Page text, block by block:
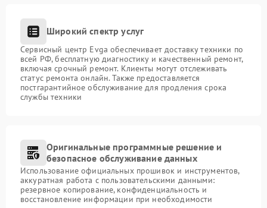
Широкий спектр услуг
Сервисный центр Evga обеспечивает доставку техники по
всей РФ, бесплатную диагностику и качественный ремонт,
включая срочный ремонт. Клиенты могут отслеживать
статус ремонта онлайн. Также предоставляется
постгарантийное обслуживание для продления срока
службы техники
Оригинальные программные решение и
безопасное обслуживание данных
Использование официальных прошивок и инструментов,
аккуратная работа с пользовательскими данными:
резервное копирование, конфиденциальность и
восстановление информации при необходимости